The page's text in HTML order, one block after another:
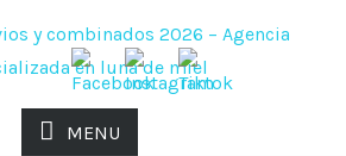
MENU